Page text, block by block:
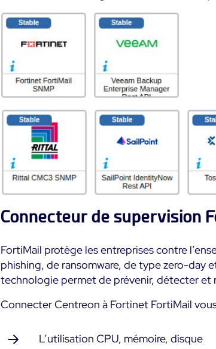
Connecteur de supervision
FortiMail protège les entreprises contre
phishing, de ransomware, de type zero-day
technologie permet de prévenir, détecter et
Connecter Centreon à Fortinet FortiMail
L’utilisation CPU, mémoire, disque